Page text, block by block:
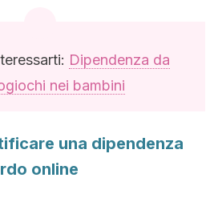
Dipendenza da
nei bambini
una dipendenza
online